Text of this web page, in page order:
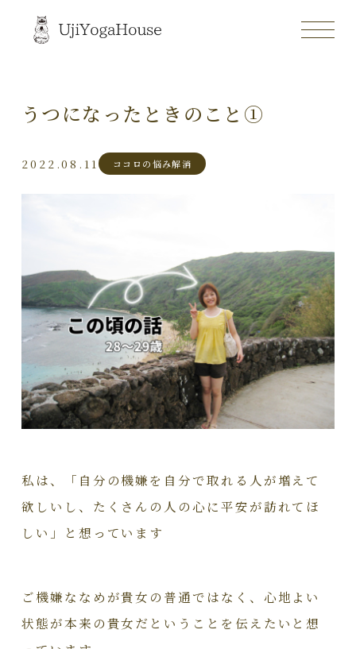
うつになったときのこと①
2022.08.11 ココロの悩み解消
私は、「自分の機嫌を自分で取れる人が増えて
欲しいし、たくさんの人の心に平安が訪れてほ
しい」と想っています
ご機嫌ななめが貴女の普通ではなく、心地よい
状態が本来の貴女だということを伝えたいと想